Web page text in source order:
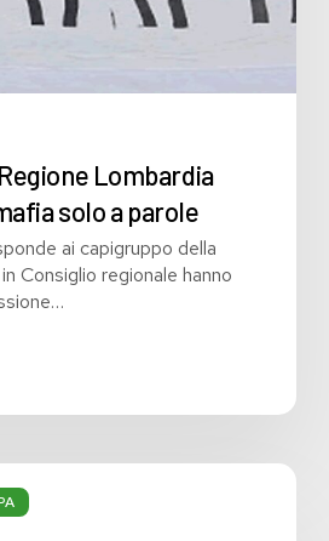
Lombardia
solo a parole
ai capigruppo della
Consiglio regionale hanno